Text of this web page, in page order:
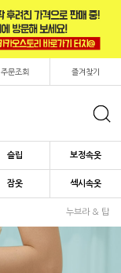
주문조회 즐겨찾기
슬립 보정속옷
잠옷 섹시속옷
누브라 & 탑